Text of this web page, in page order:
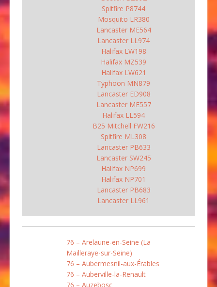
Spitfire P8744
Mosquito LR380
Lancaster ME564
Lancaster LL974
Halifax LW198
Halifax MZ539
Halifax LW621
Typhoon MN879
Lancaster ED908
Lancaster ME557
Halifax LL594
B25 Mitchell FW216
Spitfire ML308
Lancaster PB633
Lancaster SW245
Halifax NP699
Halifax NP701
Lancaster PB683
Lancaster LL961
76 – Arelaune-en-Seine (La
Mailleraye-sur-Seine)
76 – Aubermesnil-aux-Érables
76 – Auberville-la-Renault
76 – Auzebosc